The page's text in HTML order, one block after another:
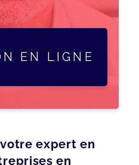
EN LIGNE
expert en
en